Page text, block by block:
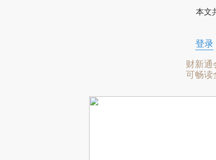
本文
登录
财新通
可畅读